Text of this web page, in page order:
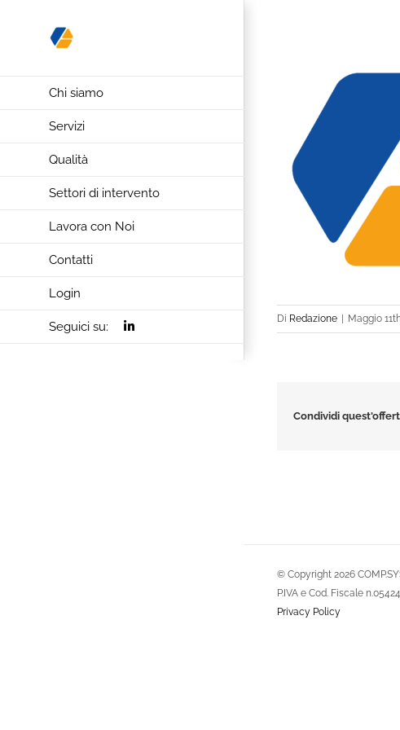
Chi siamo
Servizi
Qualità
Settori di intervento
Lavora con Noi
Contatti
Login
Seguici su:
Di Redazione Maggio
Condividi
© Copyright 2026
P.IVA e Cod. Fiscale
Privacy Policy